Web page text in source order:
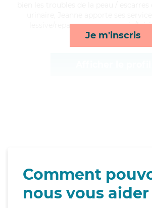
Je m'inscris
lessive/repassage, compagnie/
Comment
nous vous aider